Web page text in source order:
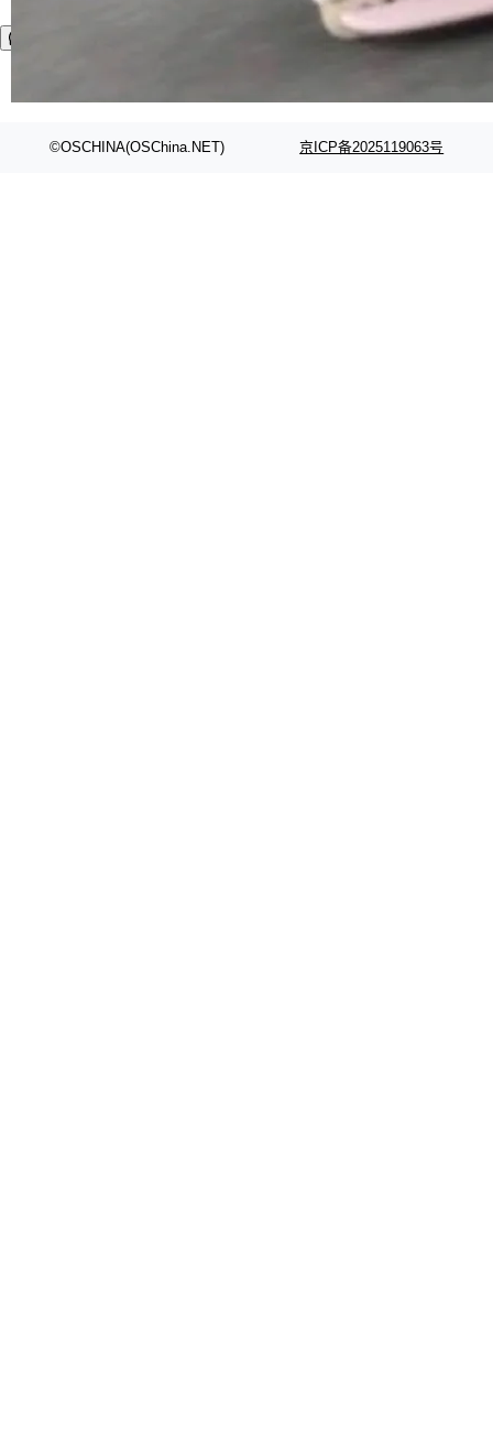
务逻辑等关键信息往往分散于数十乃至数百个文
件之中，形成高度复杂的知识关联网络。传统的
理解大规模代码仓时面临显著"代码仓理解"瓶
©OSCHINA(OSChina.NET) 京ICP备2025119063号